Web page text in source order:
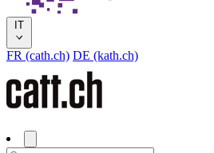
IT
FR (cath.ch) DE (kath.ch)